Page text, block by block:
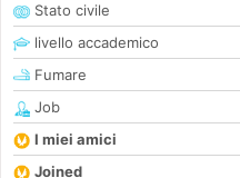
Stato civile
livello accademico
Fumare
Job
I miei amici
Joined